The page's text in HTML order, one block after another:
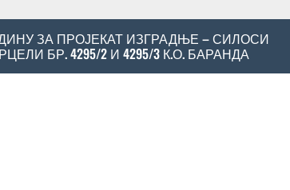
ЗА ПРОЈЕКАТ ИЗГРАДЊЕ – СИЛОСИ
БР. 4295/2 И 4295/3 К.О. БАРАНДА